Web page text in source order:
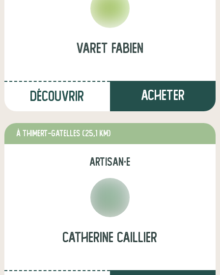
Varet Fabien
Découvrir Acheter
à THIMERT-GATELLES (25,1 km)
artisan·e
catherine caillier